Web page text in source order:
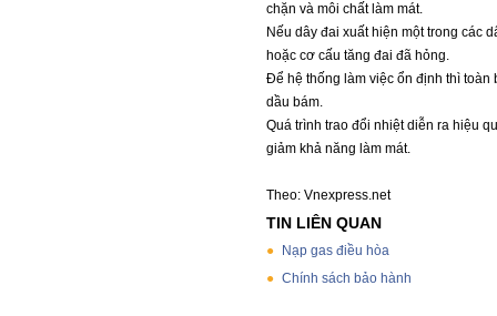
chặn và môi chất làm mát.
Nếu dây đai xuất hiện một trong các
hoặc cơ cấu tăng đai đã hỏng.
Để hệ thống làm việc ổn định thì
dầu bám.
Quá trình trao đổi nhiệt diễn ra hiệu
giảm khả năng làm mát.
Theo: Vnexpress.net
TIN LIÊN QUAN
Nạp gas điều hòa
Chính sách bảo hành